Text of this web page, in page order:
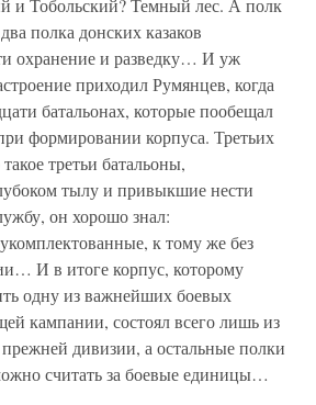
и Тобольский? Темный лес. А полк
полка донских казаков
охранение и разведку… И уж
приходил Румянцев, когда
батальонах, которые пообещал
формировании корпуса. Третьих
третьи батальоны,
тылу и привыкшие нести
он хорошо знал:
к тому же без
И в итоге корпус, которому
одну из важнейших боевых
кампании, состоял всего лишь из
дивизии, а остальные полки
считать за боевые единицы…